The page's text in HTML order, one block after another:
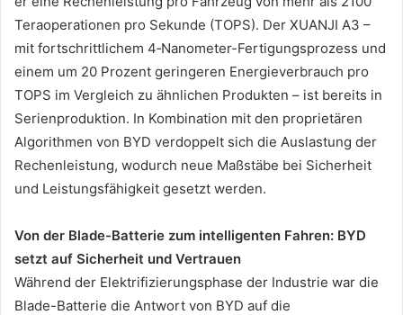
Teraoperationen pro Sekunde (TOPS). Der XUANJI A3 –
mit fortschrittlichem 4‑Nanometer-Fertigungsprozess und
einem um 20 Prozent geringeren Energieverbrauch pro
TOPS im Vergleich zu ähnlichen Produkten – ist bereits in
Serienproduktion. In Kombination mit den proprietären
Algorithmen von BYD verdoppelt sich die Auslastung der
Rechenleistung, wodurch neue Maßstäbe bei Sicherheit
und Leistungsfähigkeit gesetzt werden.
Von der Blade-Batterie zum intelligenten Fahren: BYD
setzt auf Sicherheit und Vertrauen
Während der Elektrifizierungsphase der Industrie war die
Blade-Batterie die Antwort von BYD auf die